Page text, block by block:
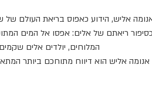
אליש, הידוע כאפוס בריאת העולם
כסיפור ריאתם של אלים: אפסו אל המים
המלוחים, יולדים אלים
אנומה אליש הוא דיווח מתוחכם ביותר